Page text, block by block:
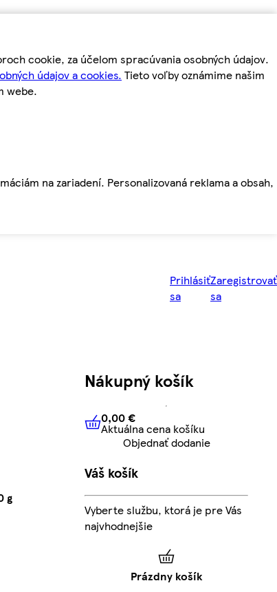
cookie, za účelom spracúvania osobných údajov.
údajov a cookies. Tieto voľby oznámime našim
webe.
na zariadení. Personalizovaná reklama a obsah,
Prihlásiť
sa
Zaregistrovať
sa
g
Nákupný košík
0,00 € Aktuálna cena košíku
0,00 €
Aktuálna cena košíku
Objednať dodanie
Váš košík
Vyberte službu, ktorá je pre Vás
najvhodnejšie
Prázdny košík